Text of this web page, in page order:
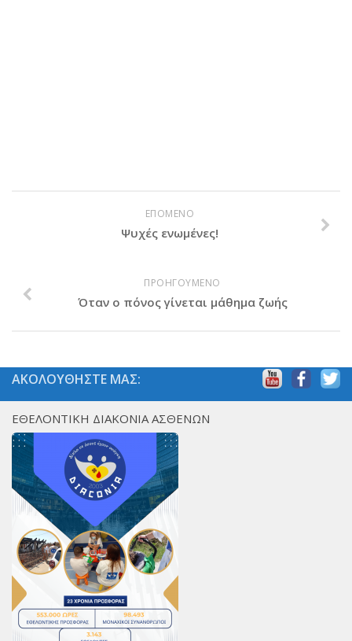
ΕΠΟΜΕΝΟ
Ψυχές ενωμένες!
ΠΡΟΗΓΟΥΜΕΝΟ
Όταν ο πόνος γίνεται μάθημα ζωής
ΑΚΟΛΟΥΘΗΣΤΕ ΜΑΣ:
ΕΘΕΛΟΝΤΙΚΗ ΔΙΑΚΟΝΙΑ ΑΣΘΕΝΩΝ